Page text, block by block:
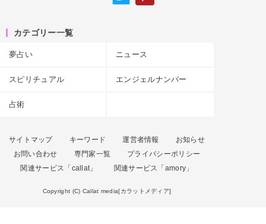
カテゴリー一覧
夢占い ニュース
スピリチュアル エンジェルナンバー
占術
サイトマップ キーワード 運営者情報
お知らせ
お問い合わせ
専門家一覧
プライバシーポリシー
関連サービス「callat」
関連サービス「amory」
Copyright (C) Callat media[カラットメディア]